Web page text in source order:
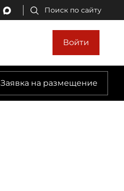
Поиск по сайту
Войти
Заявка на размещение